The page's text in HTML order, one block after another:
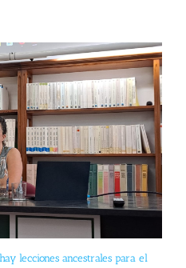
lecciones ancestrales para el